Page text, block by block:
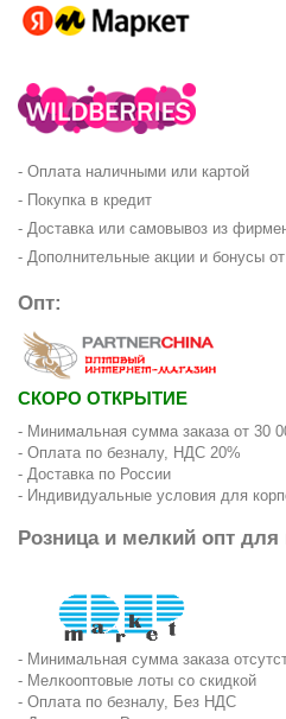
- Оплата наличными или картой
- Покупка в кредит
- Доставка или самовывоз из
- Дополнительные акции и бонусы
Опт:
СКОРО ОТКРЫТИЕ
- Минимальная сумма заказа от 30
- Оплата по безналу, НДС 20%
- Доставка по России
- Индивидуальные условия для
Розница и мелкий опт
- Минимальная сумма заказа
- Мелкооптовые лоты со скидкой
- Оплата по безналу, Без НДС